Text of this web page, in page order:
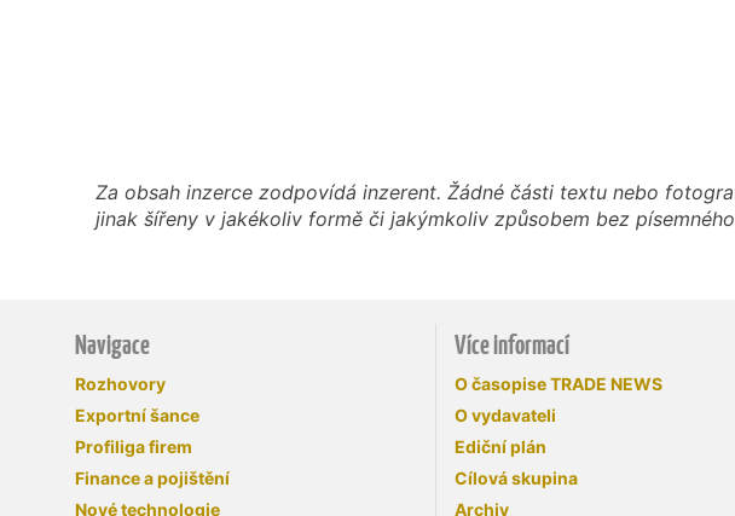
Za obsah inzerce zodpovídá inzerent. Žádné části textu nebo
jinak šířeny v jakékoliv formě či jakýmkoliv způsobem bez
Navigace
Rozhovory
Exportní šance
Profiliga firem
Finance a pojištění
Nové technologie
Více informací
O časopise TRADE NEWS
O vydavateli
Ediční plán
Cílová skupina
Archiv